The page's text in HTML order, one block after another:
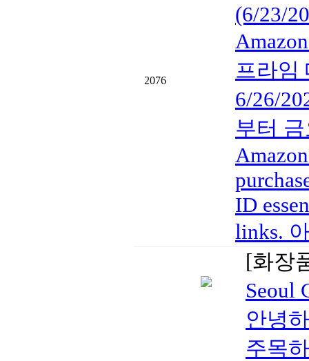
2076
(6/23/
프라임
6/26/
부터 금
ID
links.
[화장
Seoul
안녕
주목